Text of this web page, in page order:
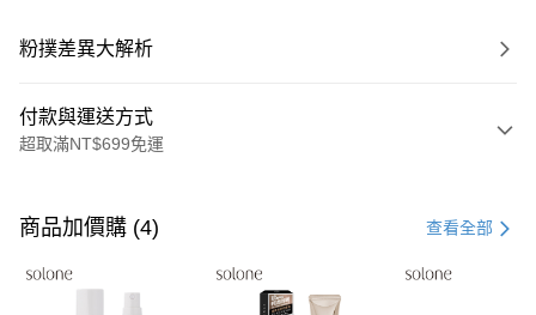
粉撲差異大解析
付款與運送方式
超取滿NT$699免運
信用卡一次付款
超商取貨付款
商品加價購 (4) 查看全部